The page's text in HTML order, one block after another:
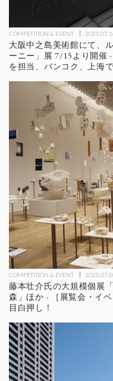
COMPETITION & EVENT
大阪中之島美術館にて、
ーニー」展 7/15より開催
を担当、バンコク、上海
COMPETITION & EVENT
藤本壮介氏の大規模個展
森」ほか - ［展覧会・イ
目白押し！